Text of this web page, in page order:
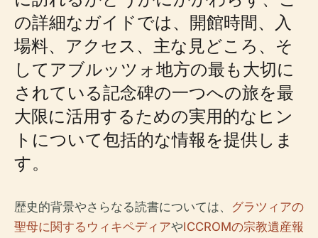
の詳細なガイドでは、開館時間、入
場料、アクセス、主な見どころ、そ
してアブルッツォ地方の最も大切に
されている記念碑の一つへの旅を最
大限に活用するための実用的なヒン
トについて包括的な情報を提供しま
す。
歴史的背景やさらなる読書については、 グラツィアの
聖母に関するウィキペディアやICCROMの宗教遺産報